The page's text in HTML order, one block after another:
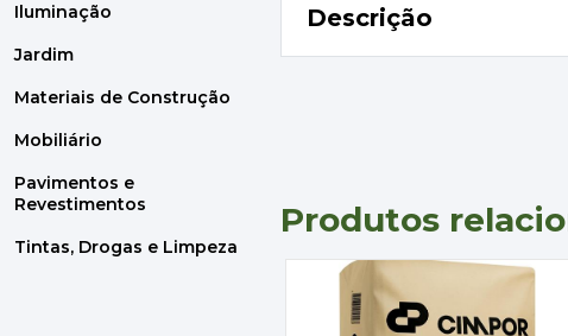
Iluminação
Jardim
Materiais de Construção
Mobiliário
Pavimentos e
Revestimentos
Tintas, Drogas e Limpeza
Descrição
Produtos